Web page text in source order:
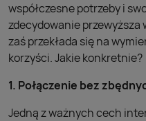
współczesne potrzeby i
zdecydowanie
zaś przekłada się na
korzyści. Jakie konkretnie?
1. Połączenie bez
Jedną z ważnych cech